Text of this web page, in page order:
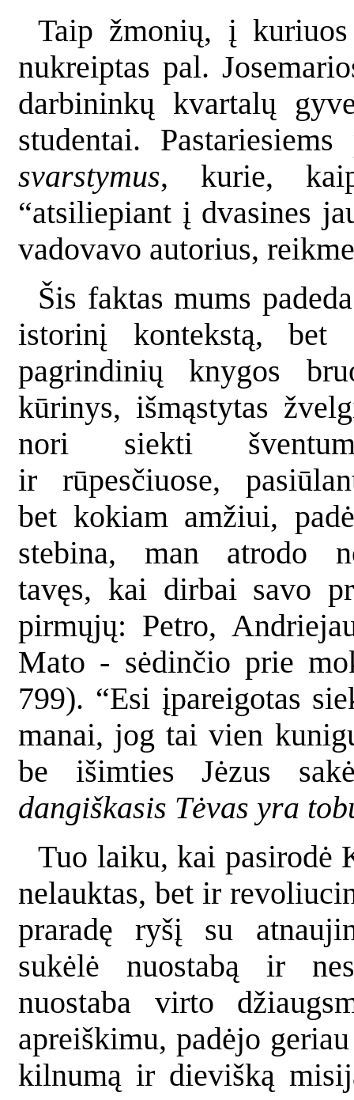
Taip žmonių, į
nukreiptas pal.
darbininkų kvartalų
studentai.
svarstymus, kurie,
“atsiliepiant į dvasines
vadovavo autorius,
Šis faktas mums
istorinį kontekstą, bet
pagrindinių knygos
kūrinys, išmąstytas
nori siekti
ir rūpesčiuose,
bet kokiam amžiui,
stebina, man atrodo
tavęs, kai dirbai savo
pirmųjų: Petro,
Mato - sėdinčio prie
799). “Esi įpareigotas
manai, jog tai vien
be išimties Jėzus
dangiškasis Tėvas yra
Tuo laiku, kai pasirodė
nelauktas, bet ir
praradę ryšį su
sukėlė nuostabą ir
nuostaba virto
apreiškimu, padėjo
kilnumą ir dievišką